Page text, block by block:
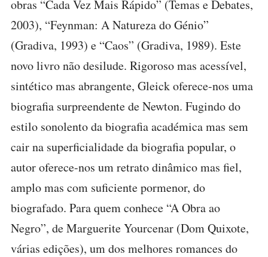
obras “Cada Vez Mais Rápido” (Temas e Debates,
2003), “Feynman: A Natureza do Génio”
(Gradiva, 1993) e “Caos” (Gradiva, 1989). Este
novo livro não desilude. Rigoroso mas acessível,
sintético mas abrangente, Gleick oferece-nos uma
biografia surpreendente de Newton. Fugindo do
estilo sonolento da biografia académica mas sem
cair na superficialidade da biografia popular, o
autor oferece-nos um retrato dinâmico mas fiel,
amplo mas com suficiente pormenor, do
biografado. Para quem conhece “A Obra ao
Negro”, de Marguerite Yourcenar (Dom Quixote,
várias edições), um dos melhores romances do